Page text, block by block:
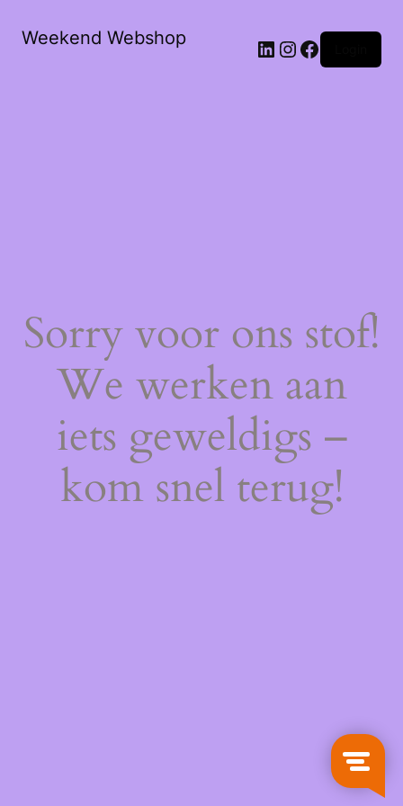
Weekend Webshop LinkedIn
Instagram
Facebook
Sorry voor ons stof!
We werken aan
iets geweldigs –
kom snel terug!